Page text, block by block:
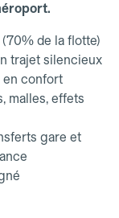
de la flotte)
trajet silencieux
en confort
malles, effets
gare et